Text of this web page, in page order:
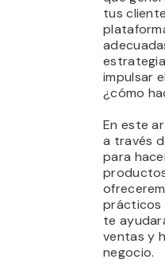
tus
impulsar
¿cómo
En este
a través
para
prácticos
te
ventas y
negocio.